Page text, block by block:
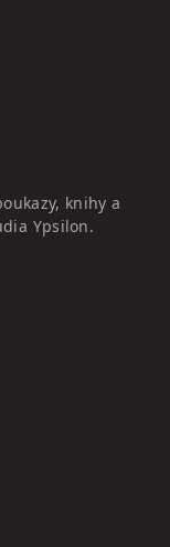
knihy a
Ypsilon.